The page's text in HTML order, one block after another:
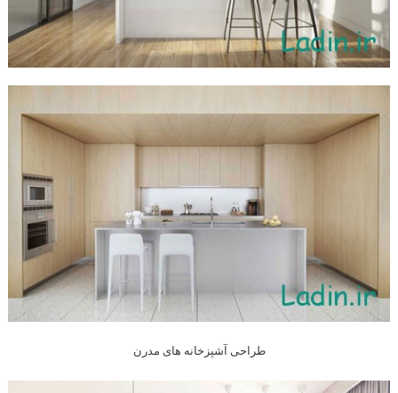
طراحی آشپزخانه های مدرن